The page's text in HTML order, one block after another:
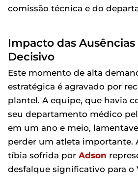
comissão técnica e do
Impacto das
Decisivo
Este momento de alta
estratégica é agravado por
plantel. A equipe, que havia
seu departamento médico
em um ano e meio,
perder um atleta importante.
tíbia sofrida por Adson
desfalque significativo para o